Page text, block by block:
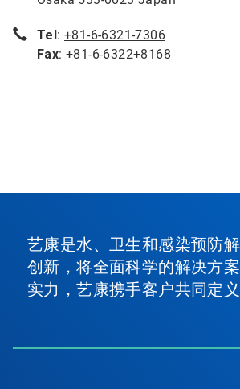
Tel:+81-6-6321-7306
Fax: +81-6-6322+8168
艺康是水、卫生和感染预防
创新，将全面科学的解决方
实力，艺康携手客户共同定